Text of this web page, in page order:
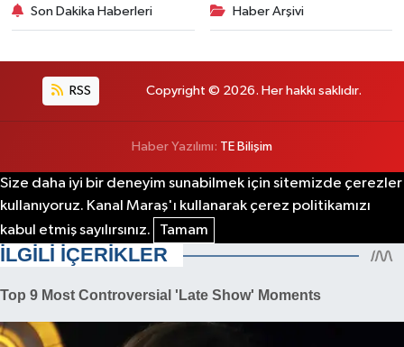
Son Dakika Haberleri Haber Arşivi
RSS Copyright © 2026. Her hakkı saklıdır.
Haber Yazılımı: TE Bilişim
Size daha iyi bir deneyim sunabilmek için sitemizde çerezler
kullanıyoruz. Kanal Maraş'ı kullanarak çerez politikamızı
kabul etmiş sayılırsınız.
Tamam